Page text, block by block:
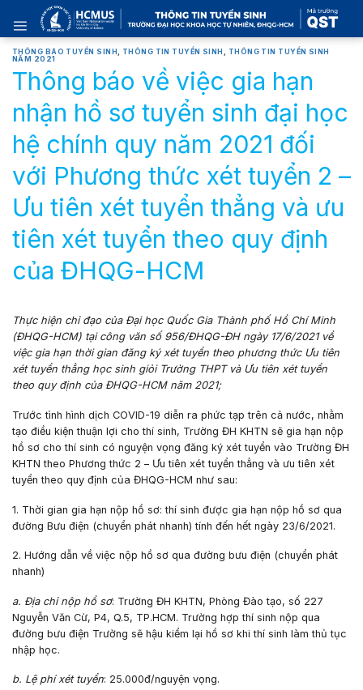
content
THÔNG BÁO TUYỂN SINH THÔNG TIN TUYỂN SINH
THÔNG TIN TUYỂN SINH
NĂM 2021
Thông báo về việc gia hạn
nhận hồ sơ tuyển sinh đại học
hệ chính quy năm 2021 đối
với Phương thức xét tuyển 2 –
Ưu tiên xét tuyển thẳng và ưu
tiên xét tuyển theo quy định
của ĐHQG-HCM
Thực hiện chỉ đạo của Đại học Quốc Gia Thành phố Hồ Chí Minh
(ĐHQG-HCM) tại công văn số 956/ĐHQG-ĐH ngày 17/6/2021 về
việc gia hạn thời gian đăng ký xét tuyển theo phương thức Ưu tiên
xét tuyển thẳng học sinh giỏi Trường THPT và Ưu tiên xét tuyển
theo quy định của ĐHQG-HCM năm 2021;
Trước tình hình dịch COVID-19 diễn ra phức tạp trên cả nước, nhằm
tạo điều kiện thuận lợi cho thí sinh, Trường ĐH KHTN sẽ gia hạn nộp
hồ sơ cho thí sinh có nguyện vọng đăng ký xét tuyển vào Trường ĐH
KHTN theo Phương thức 2 – Ưu tiên xét tuyển thẳng và ưu tiên xét
tuyển theo quy định của ĐHQG-HCM như sau:
1. Thời gian gia hạn nộp hồ sơ: thí sinh được gia hạn nộp hồ sơ qua
đường Bưu điện (chuyển phát nhanh) tính đến hết ngày 23/6/2021.
2. Hướng dẫn về việc nộp hồ sơ qua đường bưu điện (chuyển phát
nhanh)
a. Địa chỉ nộp hồ sơ: Trường ĐH KHTN, Phòng Đào tạo, số 227
Nguyễn Văn Cừ, P4, Q.5, TP.HCM. Trường hợp thí sinh nộp qua
đường bưu điện Trường sẽ hậu kiểm lại hồ sơ khi thí sinh làm thủ tục
nhập học.
b. Lệ phí xét tuyển: 25.000đ/nguyện vọng.